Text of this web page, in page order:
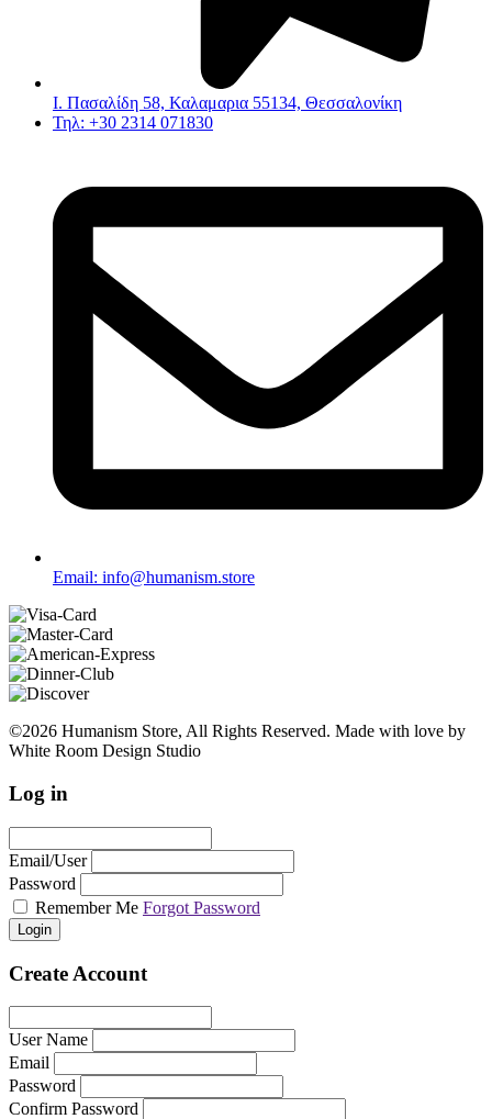
Ι. Πασαλίδη 58, Καλαμαρια 55134, Θεσσαλονίκη
Τηλ: +30 2314 071830
Email: info@humanism.store
©2026 Humanism Store, All Rights Reserved. Made with love by
White Room Design Studio
Log in
Email/User
Password
Remember Me Forgot Password
Login
Create Account
User Name
Email
Password
Confirm Password